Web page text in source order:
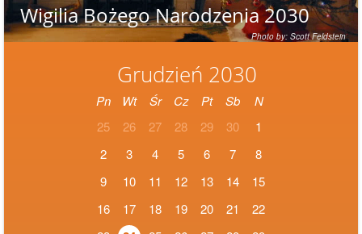
Grudzień 2030
Pn Wt Śr Cz Pt Sb
N
25
26 27 28 29 30
1
2
3 4 5 6 7
8
9
10 11 12 13 14
15
16
17 18 19 20 21
22
Wigilia Bożego Narodzenia 2030
Photo by: Scott Feldstein